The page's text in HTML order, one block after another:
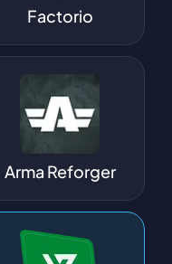
Factorio
Arma Reforger